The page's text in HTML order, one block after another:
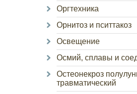
Оргтехника
Орнитоз и пситтакоз
Освещение
Осмий, сплавы и
Остеонекроз
травматический